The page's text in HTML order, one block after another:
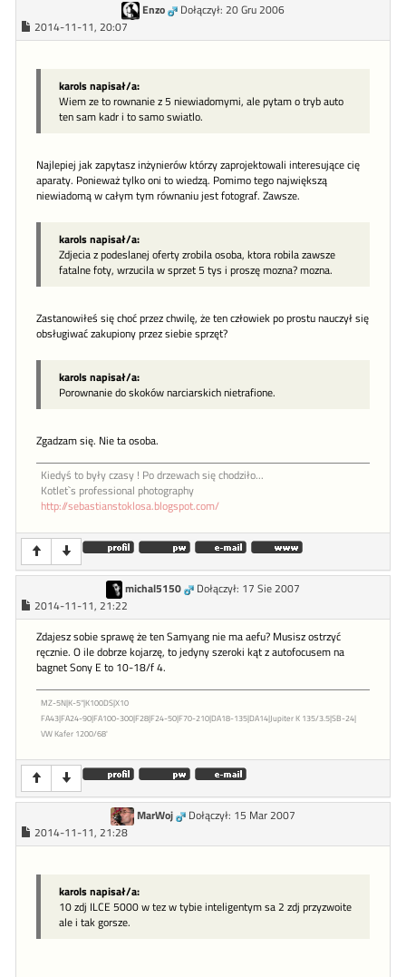
Enzo
Dołączył: 20 Gru 2006
2014-11-11, 20:07
karols napisał/a:
Wiem ze to rownanie z 5 niewiadomymi, ale pytam o tryb auto
ten sam kadr i to samo swiatlo.
Najlepiej jak zapytasz inżynierów którzy zaprojektowali interesujące cię
aparaty. Ponieważ tylko oni to wiedzą. Pomimo tego największą
niewiadomą w całym tym równaniu jest fotograf. Zawsze.
karols napisał/a:
Zdjecia z podeslanej oferty zrobila osoba, ktora robila zawsze
fatalne foty, wrzucila w sprzet 5 tys i proszę mozna? mozna.
Zastanowiłeś się choć przez chwilę, że ten człowiek po prostu nauczył się
obsługiwać zakupiony przez siebie sprzęt?
karols napisał/a:
Porownanie do skoków narciarskich nietrafione.
Zgadzam się. Nie ta osoba.
Kiedyś to były czasy ! Po drzewach się chodziło...
Kotlet`s professional photography
http://sebastianstoklosa.blogspot.com/
michal5150
Dołączył: 17 Sie 2007
2014-11-11, 21:22
Zdajesz sobie sprawę że ten Samyang nie ma aefu? Musisz ostrzyć
ręcznie. O ile dobrze kojarzę, to jedyny szeroki kąt z autofocusem na
bagnet Sony E to 10-18/f 4.
MZ-5N|K-5"|K100DS|X10
FA43|FA24-90|FA100-300|F28|F24-50|F70-210|DA18-135|DA14|Jupiter K 135/3.5|SB-24|
VW Kafer 1200/68'
MarWoj
Dołączył: 15 Mar 2007
2014-11-11, 21:28
karols napisał/a:
10 zdj ILCE 5000 w tez w tybie inteligentym sa 2 zdj przyzwoite
ale i tak gorsze.